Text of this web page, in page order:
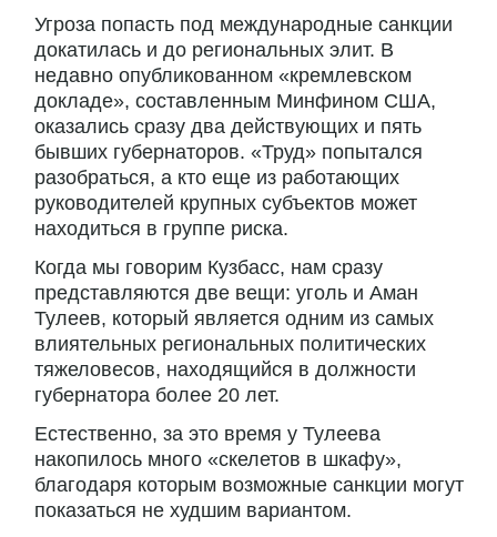
Угроза попасть под международные санкции
докатилась и до региональных элит. В
недавно опубликованном «кремлевском
докладе», составленным Минфином США,
оказались сразу два действующих и пять
бывших губернаторов. «Труд» попытался
разобраться, а кто еще из работающих
руководителей крупных субъектов может
находиться в группе риска.
Когда мы говорим Кузбасс, нам сразу
представляются две вещи: уголь и Аман
Тулеев, который является одним из самых
влиятельных региональных политических
тяжеловесов, находящийся в должности
губернатора более 20 лет.
Естественно, за это время у Тулеева
накопилось много «скелетов в шкафу»,
благодаря которым возможные санкции могут
показаться не худшим вариантом.